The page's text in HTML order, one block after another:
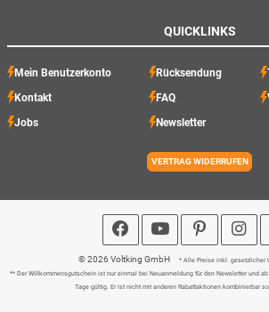
QUICKLINKS
Mein Benutzerkonto Rücksendung
Kontakt FAQ
Jobs Newsletter
VERTRAG WIDERRUFEN
© 2026 Voltking GmbH * Alle Preise inkl. gesetzlicher
** Der Willkommensgutschein ist nur einmal bei Neuanmeldung für den Newsletter und
Tage gültig. Er ist nicht mit anderen Rabattaktionen kombinierbar